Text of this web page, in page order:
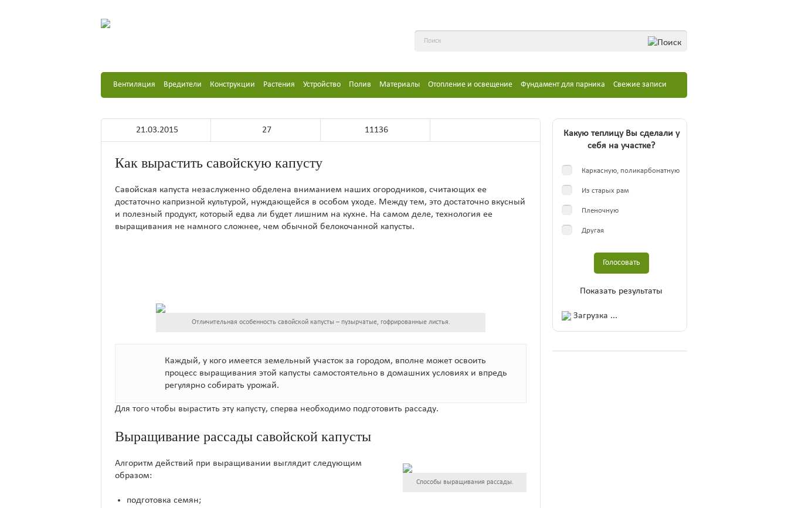
Вентиляция Вредители Конструкции Растения Устройство Полив Материалы Отопление и освещение Фундамент для парника Свежие записи
21.03.2015 27 11136
Как вырастить савойскую капусту
Савойская капуста незаслуженно обделена вниманием наших огородников, считающих ее
достаточно капризной культурой, нуждающейся в особом уходе. Между тем, это достаточно вкусный
и полезный продукт, который едва ли будет лишним на кухне. На самом деле, технология ее
выращивания не намного сложнее, чем обычной белокочанной капусты.
Отличительная особенность савойской капусты – пузырчатые, гофрированные листья.
Каждый, у кого имеется земельный участок за городом, вполне может освоить
процесс выращивания этой капусты самостоятельно в домашних условиях и впредь
регулярно собирать урожай.
Для того чтобы вырастить эту капусту, сперва необходимо подготовить рассаду.
Выращивание рассады савойской капусты
Способы выращивания рассады.
Алгоритм действий при выращивании выглядит следующим
образом:
подготовка семян;
Какую теплицу Вы сделали у
себя на участке?
Каркасную, поликарбонатную
Из старых рам
Пленочную
Другая
Показать результаты
Загрузка ...